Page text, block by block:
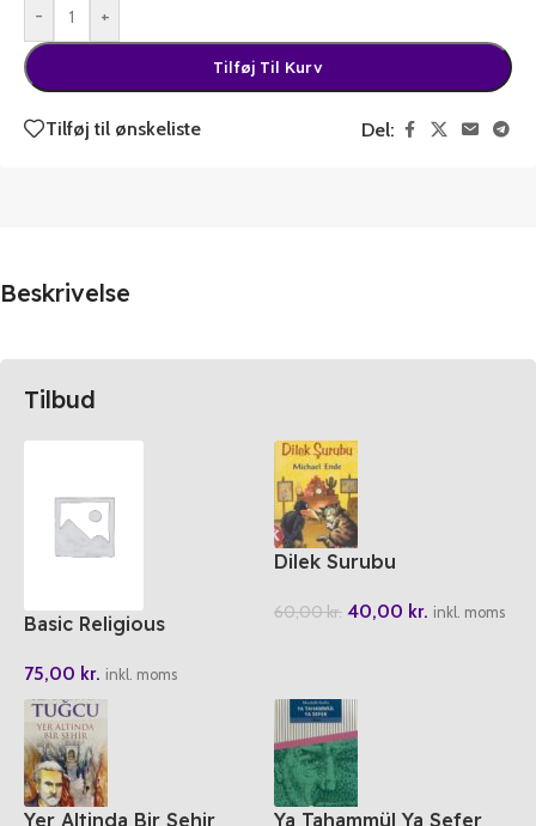
- +
Tilføj Til Kurv
Tilføj til ønskeliste Del:
Beskrivelse
Tilbud
Basic Religious
75,00 kr. inkl. moms
Dilek Surubu
60,00kr. 40,00 kr. inkl. moms
Yer Altinda Bir Sehir Ya Tahammül Ya Sefer